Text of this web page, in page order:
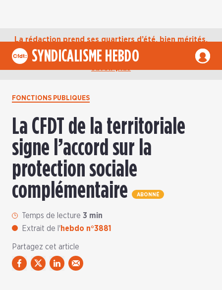
La rédaction prend ses quartiers d’été, bien mérités,
jusqu’au mardi 1er septembre. D’ici là, retrouvez
l’actualité de la CFDT sur notre compte Bluesky. En
SYNDICALISME HEBDO
FONCTIONS PUBLIQUES
La CFDT de la territoriale
signe l’accord sur la
protection sociale
complémentaire
ABONNÉ
Temps de lecture 3 min
Extrait de l'hebdo n°3881
Partagez cet article